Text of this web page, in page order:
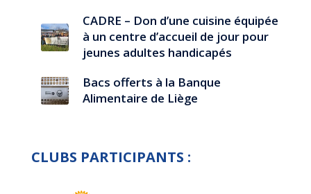
CADRE – Don d’une cuisine équipée
à un centre d’accueil de jour pour
jeunes adultes handicapés
Bacs offerts à la Banque
Alimentaire de Liège
CLUBS PARTICIPANTS :